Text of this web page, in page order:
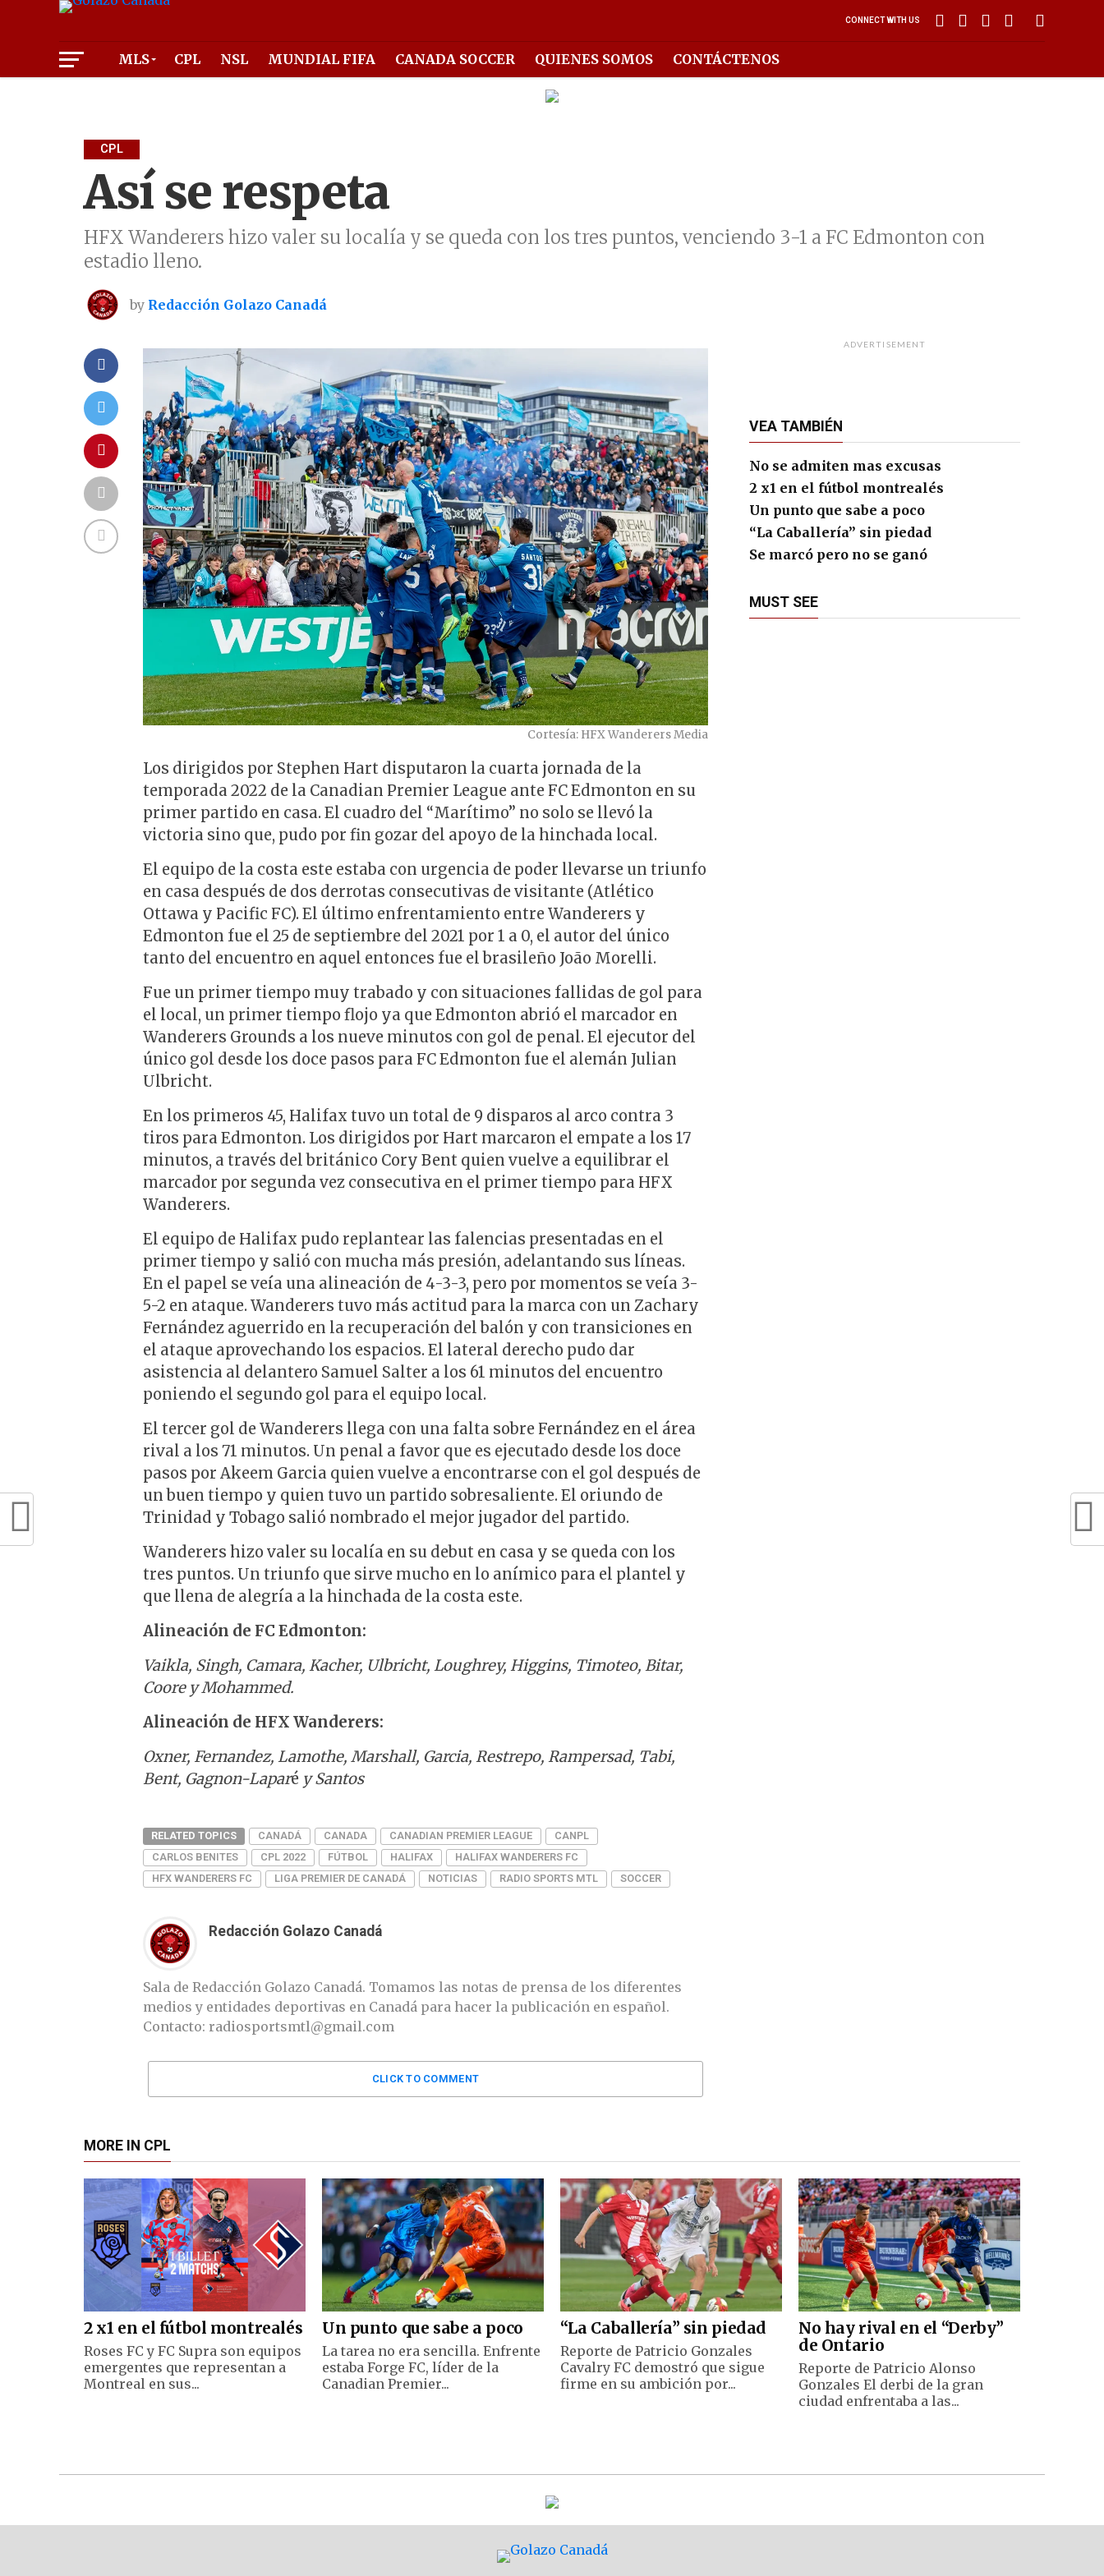
CONNECT WITH US
MLS CPL NSL MUNDIAL FIFA CANADA SOCCER QUIENES SOMOS CONTÁCTENOS
CPL
Así se respeta
HFX Wanderers hizo valer su localía y se queda con los tres puntos, venciendo 3-1 a FC Edmonton con
estadio lleno.
by Redacción Golazo Canadá
Cortesía: HFX Wanderers Media
Los dirigidos por Stephen Hart disputaron la cuarta jornada de la
temporada 2022 de la Canadian Premier League ante FC Edmonton en su
primer partido en casa. El cuadro del “Marítimo” no solo se llevó la
victoria sino que, pudo por fin gozar del apoyo de la hinchada local.
El equipo de la costa este estaba con urgencia de poder llevarse un triunfo
en casa después de dos derrotas consecutivas de visitante (Atlético
Ottawa y Pacific FC). El último enfrentamiento entre Wanderers y
Edmonton fue el 25 de septiembre del 2021 por 1 a 0, el autor del único
tanto del encuentro en aquel entonces fue el brasileño João Morelli.
Fue un primer tiempo muy trabado y con situaciones fallidas de gol para
el local, un primer tiempo flojo ya que Edmonton abrió el marcador en
Wanderers Grounds a los nueve minutos con gol de penal. El ejecutor del
único gol desde los doce pasos para FC Edmonton fue el alemán Julian
Ulbricht.
En los primeros 45, Halifax tuvo un total de 9 disparos al arco contra 3
tiros para Edmonton. Los dirigidos por Hart marcaron el empate a los 17
minutos, a través del británico Cory Bent quien vuelve a equilibrar el
marcador por segunda vez consecutiva en el primer tiempo para HFX
Wanderers.
El equipo de Halifax pudo replantear las falencias presentadas en el
primer tiempo y salió con mucha más presión, adelantando sus líneas.
En el papel se veía una alineación de 4-3-3, pero por momentos se veía 3-
5-2 en ataque. Wanderers tuvo más actitud para la marca con un Zachary
Fernández aguerrido en la recuperación del balón y con transiciones en
el ataque aprovechando los espacios. El lateral derecho pudo dar
asistencia al delantero Samuel Salter a los 61 minutos del encuentro
poniendo el segundo gol para el equipo local.
El tercer gol de Wanderers llega con una falta sobre Fernández en el área
rival a los 71 minutos. Un penal a favor que es ejecutado desde los doce
pasos por Akeem Garcia quien vuelve a encontrarse con el gol después de
un buen tiempo y quien tuvo un partido sobresaliente. El oriundo de
Trinidad y Tobago salió nombrado el mejor jugador del partido.
Wanderers hizo valer su localía en su debut en casa y se queda con los
tres puntos. Un triunfo que sirve mucho en lo anímico para el plantel y
que llena de alegría a la hinchada de la costa este.
Alineación de FC Edmonton:
Vaikla, Singh, Camara, Kacher, Ulbricht, Loughrey, Higgins, Timoteo, Bitar,
Coore y Mohammed.
Alineación de HFX Wanderers:
Oxner, Fernandez, Lamothe, Marshall, Garcia, Restrepo, Rampersad, Tabi,
Bent, Gagnon-Laparé y Santos
RELATED TOPICS CANADÁ CANADA CANADIAN PREMIER LEAGUE
CANPL
CARLOS BENITES
CPL 2022 FÚTBOL HALIFAX
HALIFAX WANDERERS FC
HFX WANDERERS FC
LIGA PREMIER DE CANADÁ NOTICIAS RADIO SPORTS MTL SOCCER
Redacción Golazo Canadá
Sala de Redacción Golazo Canadá. Tomamos las notas de prensa de los diferentes
medios y entidades deportivas en Canadá para hacer la publicación en español.
Contacto: radiosportsmtl@gmail.com
CLICK TO COMMENT
ADVERTISEMENT
VEA TAMBIÉN
No se admiten mas excusas
2 x1 en el fútbol montrealés
Un punto que sabe a poco
“La Caballería” sin piedad
Se marcó pero no se ganó
MUST SEE
MORE IN CPL
2 x1 en el fútbol montrealés
Roses FC y FC Supra son equipos
emergentes que representan a
Montreal en sus...
Un punto que sabe a poco
La tarea no era sencilla. Enfrente
estaba Forge FC, líder de la
Canadian Premier...
“La Caballería” sin piedad
Reporte de Patricio Gonzales
Cavalry FC demostró que sigue
firme en su ambición por...
No hay rival en el “Derby”
de Ontario
Reporte de Patricio Alonso
Gonzales El derbi de la gran
ciudad enfrentaba a las...